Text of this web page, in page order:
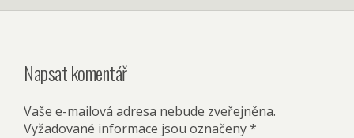
Napsat komentář
Vaše e-mailová adresa nebude zveřejněna.
Vyžadované informace jsou označeny*